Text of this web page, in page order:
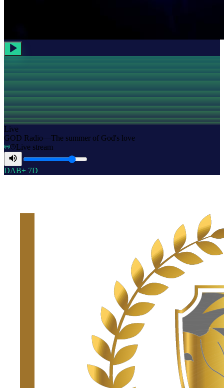
Live
GOD Radio—The summer of God's love
Live stream
DAB+ 7D